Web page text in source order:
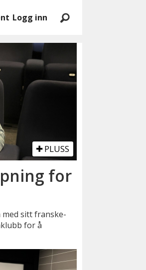
Logg inn
PLUSS
for
sitt franske-
for å